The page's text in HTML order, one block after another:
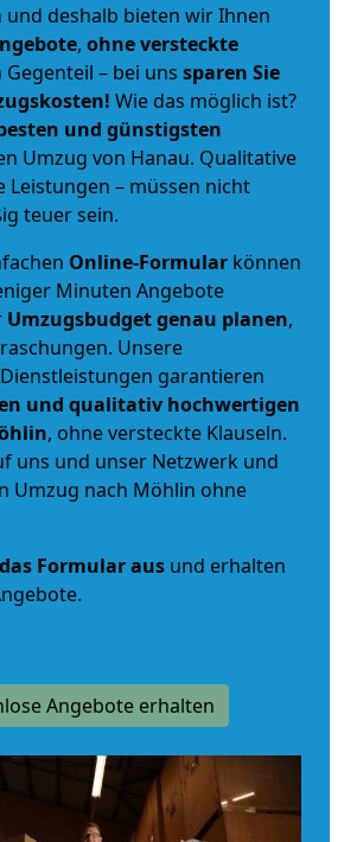
und deshalb bieten wir Ihnen
, ohne versteckte
Gegenteil – bei uns sparen Sie
Wie das möglich ist?
und günstigsten
Umzug von Hanau. Qualitative
Leistungen – müssen nicht
teuer sein.
Online-Formular können
Minuten Angebote
Umzugsbudgetgenau planen,
Unsere
garantieren
und qualitativ hochwertigen
, ohne versteckte Klauseln.
uns und unser Netzwerk und
Umzug nach Möhlin ohne
Formular aus und erhalten
Angebote erhalten